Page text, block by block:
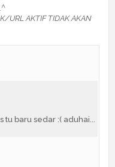
URL AKTIF TIDAK AKAN
tu baru sedar :( aduhai...